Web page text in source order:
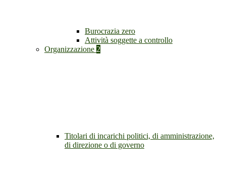
Burocrazia zero
Attività soggette a controllo
Organizzazione 2
Titolari di incarichi politici, di amministrazione,
di direzione o di governo